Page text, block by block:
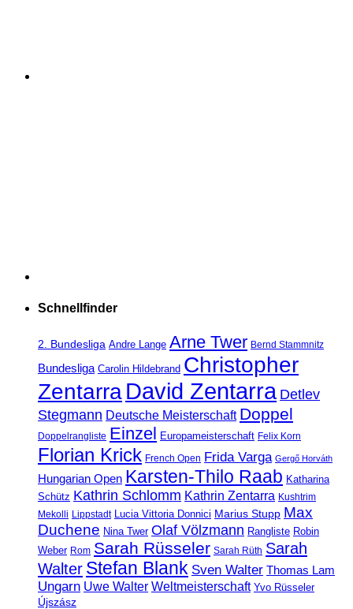
Schnellfinder
2. Bundesliga Andre Lange Arne Twer Bernd Stammnitz
Bundesliga Carolin Hildebrand Christopher
ZentarraDavid Zentarra Detlev
Stegmann Deutsche Meisterschaft Doppel
Doppelrangliste Einzel Europameisterschaft Felix Korn
Florian Krick French Open Frida Varga Gergő Horváth
Hungarian Open Karsten-Thilo Raab Katharina
Schütz Kathrin Schlomm Kathrin Zentarra Kushtrim
Mekolli Lippstadt Lucia Vittoria Donnici Marius Stupp Max
Duchene Nina Twer Olaf Völzmann Rangliste Robin
Weber Rom Sarah Rüsseler Sarah Rüth Sarah
Walter Stefan Blank Sven Walter Thomas Lam
Ungarn Uwe Walter Weltmeisterschaft Yvo Rüsseler
Újszász